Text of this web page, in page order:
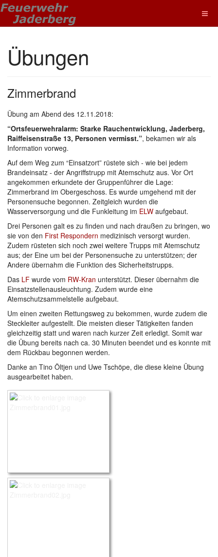
Übungen
Zimmerbrand
Übung am Abend des 12.11.2018:
“Ortsfeuerwehralarm: Starke Rauchentwicklung, Jaderberg,
Raiffeisenstraße 13, Personen vermisst.”, bekamen wir als
Information vorweg.
Auf dem Weg zum “Einsatzort” rüstete sich - wie bei jedem
Brandeinsatz - der Angriffstrupp mit Atemschutz aus. Vor Ort
angekommen erkundete der Gruppenführer die Lage:
Zimmerbrand im Obergeschoss. Es wurde umgehend mit der
Personensuche begonnen. Zeitgleich wurden die
Wasserversorgung und die Funkleitung im ELW aufgebaut.
Drei Personen galt es zu finden und nach draußen zu bringen, wo
sie von den First Respondern medizinisch versorgt wurden.
Zudem rüsteten sich noch zwei weitere Trupps mit Atemschutz
aus; der Eine um bei der Personensuche zu unterstützen; der
Andere übernahm die Funktion des Sicherheitstrupps.
Das LF wurde vom RW-Kran unterstützt. Dieser übernahm die
Einsatzstellenausleuchtung. Zudem wurde eine
Atemschutzsammelstelle aufgebaut.
Um einen zweiten Rettungsweg zu bekommen, wurde zudem die
Steckleiter aufgestellt. Die meisten dieser Tätigkeiten fanden
gleichzeitig statt und waren nach kurzer Zeit erledigt. Somit war
die Übung bereits nach ca. 30 Minuten beendet und es konnte mit
dem Rückbau begonnen werden.
Danke an Tino Öltjen und Uwe Tschöpe, die diese kleine Übung
ausgearbeitet haben.